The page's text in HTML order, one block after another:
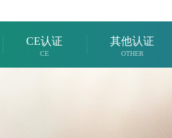
CE认证
CE
其他认证
OTHER